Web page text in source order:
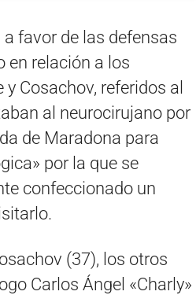
favor de las defensas
en relación a los
Cosachov, referidos al
al neurocirujano por
de Maradona para
por la que se
confeccionado un
(37), los otros
Carlos Ángel «Charly»